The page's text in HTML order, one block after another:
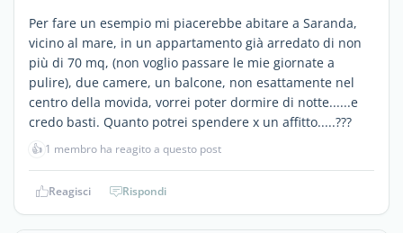
Per fare un esempio mi piacerebbe abitare a Saranda,
vicino al mare, in un appartamento già arredato di non
più di 70 mq, (non voglio passare le mie giornate a
pulire), due camere, un balcone, non esattamente nel
centro della movida, vorrei poter dormire di notte......e
credo basti. Quanto potrei spendere x un affitto.....???
👍 1 membro ha reagito a questo post
Reagisci Rispondi